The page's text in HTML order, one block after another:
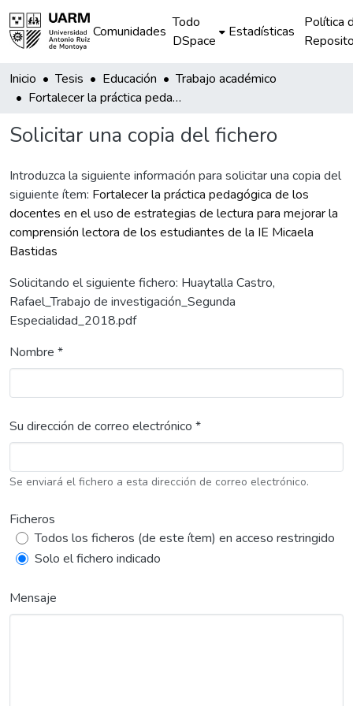
Comunidades
Todo
DSpace
Estadísticas
Política
Inicio Tesis Educación
Trabajo académico
Fortalecer la práctica pedagógica de los docentes en el uso de estrategias de lectura para mejorar la comprensión lectora de los estudiantes de la IE Micaela Bastidas
Solicitar una copia del fichero
Introduzca la siguiente información para solicitar una copia del
siguiente ítem: Fortalecer la práctica pedagógica de los
docentes en el uso de estrategias de lectura para mejorar la
comprensión lectora de los estudiantes de la IE Micaela
Bastidas
Solicitando el siguiente fichero: Huaytalla Castro,
Rafael_Trabajo de investigación_Segunda
Especialidad_2018.pdf
Nombre *
Su dirección de correo electrónico *
Se enviará el fichero a esta dirección de correo electrónico.
Ficheros
Todos los ficheros (de este ítem) en acceso restringido
Solo el fichero indicado
Mensaje